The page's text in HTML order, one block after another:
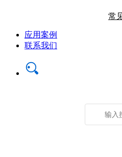
常
应用案例
联系我们